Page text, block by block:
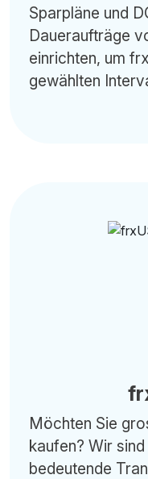
Sparpläne und
Daueraufträge
einrichten, um
gewählten
Möchten Sie
kaufen? Wir
bedeutende